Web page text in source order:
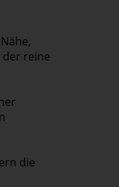
reine
die